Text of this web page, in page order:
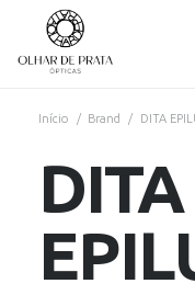
Início / Brand / DITA
DITA